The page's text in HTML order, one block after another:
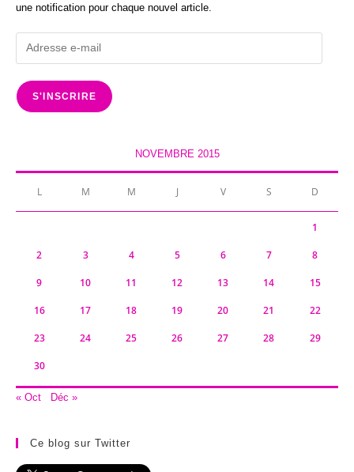
une notification pour chaque nouvel article.
Adresse
e-
mail
S'INSCRIRE
NOVEMBRE 2015
L M M J V S D
1
2 3 4 5 6 7 8
9 10 11 12 13 14 15
16 17 18 19 20 21 22
23 24 25 26 27 28 29
30
« Oct Déc »
Ce blog sur Twitter